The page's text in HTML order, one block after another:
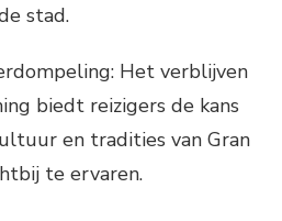
stad.
Het verblijven
biedt reizigers de kans
en tradities van Gran
te ervaren.